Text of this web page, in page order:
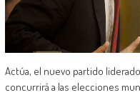
Actúa, el nuevo partido liderado
concurrirá a las elecciones